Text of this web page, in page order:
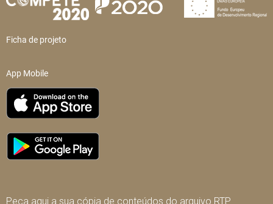
Ficha de projeto
App Mobile
Peça aqui a sua cópia de conteúdos do arquivo RTP